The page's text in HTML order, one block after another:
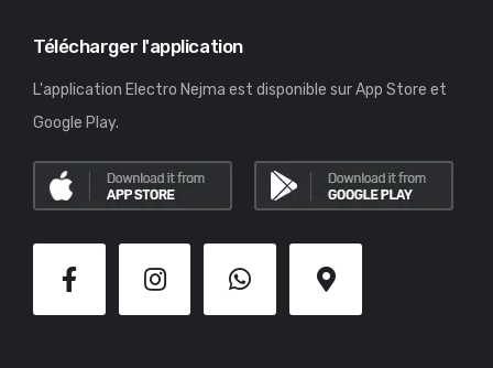
Télécharger l'application
L'application Electro Nejma est disponible sur App Store et
Google Play.